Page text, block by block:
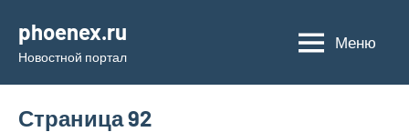
содержимому
phoenex.ru
Новостной портал
Меню
Страница 92